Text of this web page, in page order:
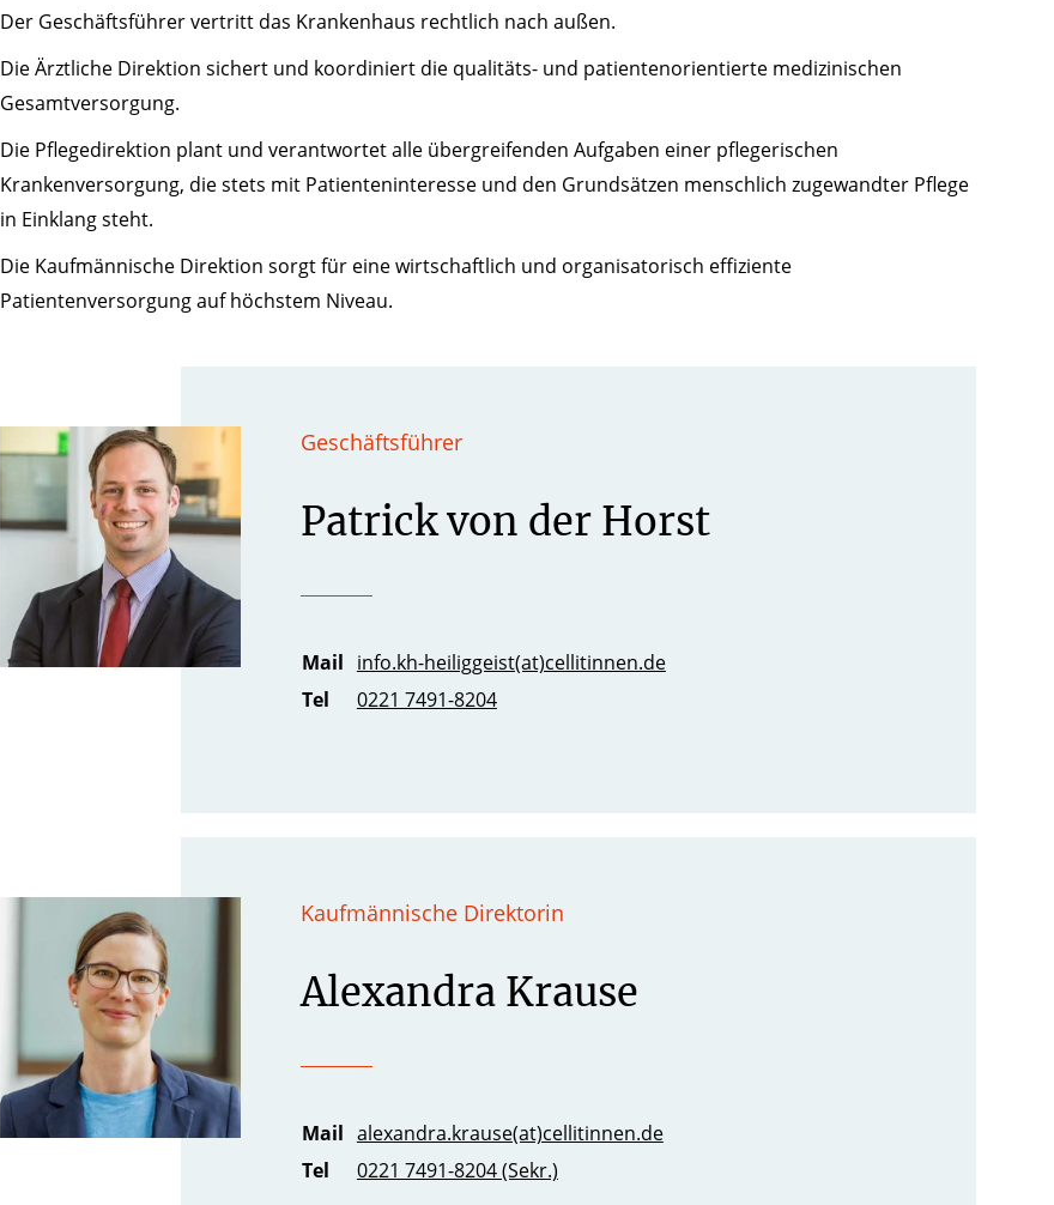
Der Geschäftsführer vertritt das Krankenhaus rechtlich nach außen.
Die Ärztliche Direktion sichert und koordiniert die qualitäts- und patientenorientierte medizinischen
Gesamtversorgung.
Die Pflegedirektion plant und verantwortet alle übergreifenden Aufgaben einer pflegerischen
Krankenversorgung, die stets mit Patienteninteresse und den Grundsätzen menschlich zugewandter Pflege
in Einklang steht.
Die Kaufmännische Direktion sorgt für eine wirtschaftlich und organisatorisch effiziente
Patientenversorgung auf höchstem Niveau.
Geschäftsführer
Patrick von der Horst
Mail info.kh-heiliggeist(at)cellitinnen.de
Tel
0221 7491-8204
Kaufmännische Direktorin
Alexandra Krause
Mail alexandra.krause(at)cellitinnen.de
Tel
0221 7491-8204 (Sekr.)